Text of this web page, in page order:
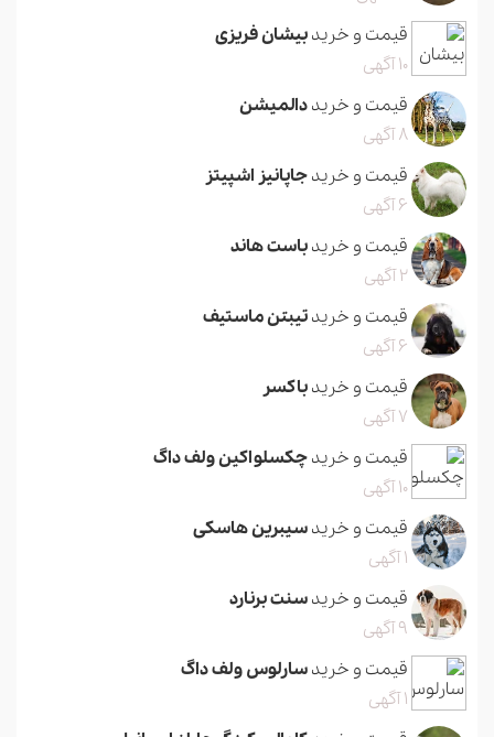
قیمت و خریدبیشان فریزی
10 آگهی
قیمت و خریددالمیشن
8 آگهی
قیمت و خریدجاپانیز اشپیتز
6 آگهی
قیمت و خریدباست هاند
2 آگهی
قیمت و خریدتیبتن ماستیف
6 آگهی
قیمت و خریدباکسر
7 آگهی
قیمت و خریدچکسلواکین ولف داگ
10 آگهی
قیمت و خریدسیبرین هاسکی
1 آگهی
قیمت و خریدسنت برنارد
9 آگهی
قیمت و خریدسارلوس ولف داگ
1 آگهی